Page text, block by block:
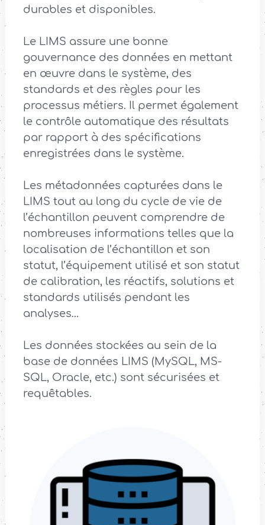
durables et disponibles.
Le LIMS assure une bonne
gouvernance des données en mettant
en œuvre dans le système, des
standards et des règles pour les
processus métiers. Il permet également
le contrôle automatique des résultats
par rapport à des spécifications
enregistrées dans le système.
Les métadonnées capturées dans le
LIMS tout au long du cycle de vie de
l’échantillon peuvent comprendre de
nombreuses informations telles que la
localisation de l’échantillon et son
statut, l’équipement utilisé et son statut
de calibration, les réactifs, solutions et
standards utilisés pendant les
analyses…
Les données stockées au sein de la
base de données LIMS (MySQL, MS-
SQL, Oracle, etc.) sont sécurisées et
requêtables.